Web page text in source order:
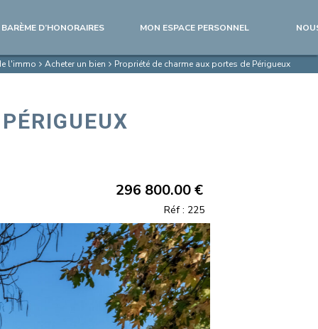
BARÈME D’HONORAIRES MON ESPACE PERSONNEL
l'immo Acheter un bien Propriété de charme aux portes de Périgueux
296 800.00 €
Réf : 225